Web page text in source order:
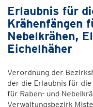
Erlaubnis für
Krähenfängen
Nebelkrähen,
Eichelhäher
Verordnung der
der die Erlaubnis für
für Raben- und
Verwaltungsbezirk